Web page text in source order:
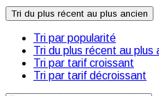
Tri du plus récent au plus ancien
Tri par popularité
Tri du plus récent au plus
Tri par tarif croissant
Tri par tarif décroissant